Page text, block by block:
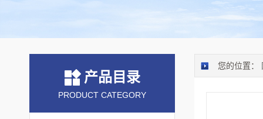
您的位置：
产品目录
PRODUCT CATEGORY